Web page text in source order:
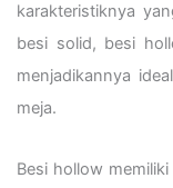
karakteristiknya
besi solid, besi
menjadikannya
meja.
Besi hollow